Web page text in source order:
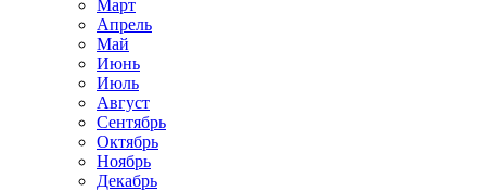
Март
Апрель
Май
Июнь
Июль
Август
Сентябрь
Октябрь
Ноябрь
Декабрь